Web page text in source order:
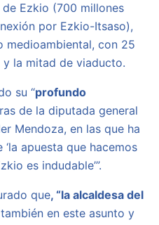
Ezkio (700 millones
por Ezkio-Itsaso),
medioambiental, con 25
la mitad de viaducto.
su “profundo
de la diputada general
Mendoza, en las que ha
apuesta que hacemos
es indudable’”.
que, “la alcaldesa del
también en este asunto y